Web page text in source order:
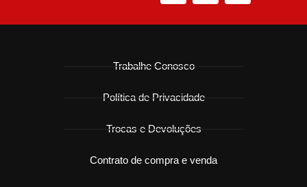
Trabalhe Conosco
Política de Privacidade
Trocas e Devoluções
Contrato de compra e venda